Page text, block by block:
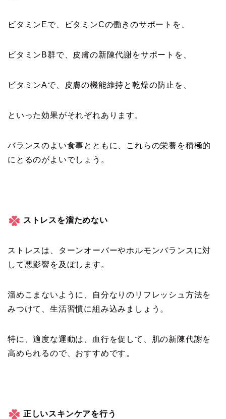
ビタミンEで、ビタミンCの働きのサポートを、
ビタミンB群で、皮膚の新陳代謝をサポートを、
ビタミンAで、皮膚の機能維持と乾燥の防止を、
といった効果がそれぞれあります。
バランスのよい食事とともに、これらの栄養を積極的
にとるのがよいでしょう。
ストレスを溜ためない
ストレスは、ターンオーバーやホルモンバランスに対
して悪影響を及ぼします。
溜めこまないように、自分なりのリフレッシュ方法を
みつけて、生活習慣に組み込みましょう。
特に、適度な運動は、血行を促して、肌の新陳代謝を
高められるので、おすすめです。
正しいスキンケアを行う